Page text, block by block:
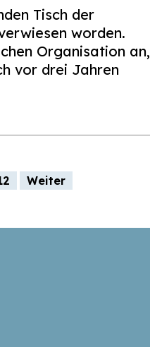
Tisch der
worden.
Organisation an,
vor drei Jahren
Weiter